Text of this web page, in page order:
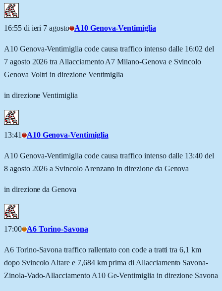
16:55 di ieri 7 agosto A10 Genova-Ventimiglia
A10 Genova-Ventimiglia code causa traffico intenso dalle 16:02 del
7 agosto 2026 tra Allacciamento A7 Milano-Genova e Svincolo
Genova Voltri in direzione Ventimiglia
in direzione Ventimiglia
13:41 A10 Genova-Ventimiglia
A10 Genova-Ventimiglia code causa traffico intenso dalle 13:40 del
8 agosto 2026 a Svincolo Arenzano in direzione da Genova
in direzione da Genova
17:00 A6 Torino-Savona
A6 Torino-Savona traffico rallentato con code a tratti tra 6,1 km
dopo Svincolo Altare e 7,684 km prima di Allacciamento Savona-
Zinola-Vado-Allacciamento A10 Ge-Ventimiglia in direzione Savona